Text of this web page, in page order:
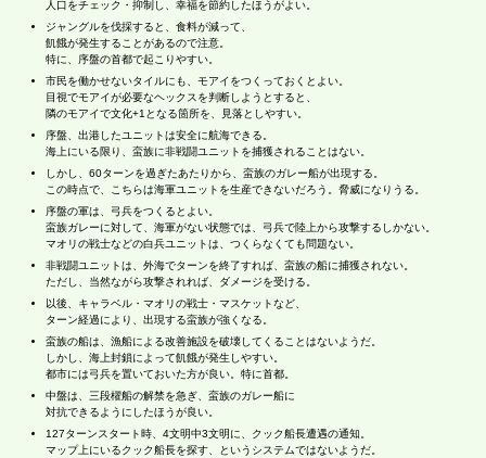
人口をチェック・抑制し、幸福を節約したほうがよい。
ジャングルを伐採すると、食料が減って、
飢餓が発生することがあるので注意。
特に、序盤の首都で起こりやすい。
市民を働かせないタイルにも、モアイをつくっておくとよい。
目視でモアイが必要なヘックスを判断しようとすると、
隣のモアイで文化+1となる箇所を、見落としやすい。
序盤、出港したユニットは安全に航海できる。
海上にいる限り、蛮族に非戦闘ユニットを捕獲されることはない。
しかし、60ターンを過ぎたあたりから、蛮族のガレー船が出現する。
この時点で、こちらは海軍ユニットを生産できないだろう。脅威になりうる。
序盤の軍は、弓兵をつくるとよい。
蛮族ガレーに対して、海軍がない状態では、弓兵で陸上から攻撃するしかない。
マオリの戦士などの白兵ユニットは、つくらなくても問題ない。
非戦闘ユニットは、外海でターンを終了すれば、蛮族の船に捕獲されない。
ただし、当然ながら攻撃されれば、ダメージを受ける。
以後、キャラベル・マオリの戦士・マスケットなど、
ターン経過により、出現する蛮族が強くなる。
蛮族の船は、漁船による改善施設を破壊してくることはないようだ。
しかし、海上封鎖によって飢餓が発生しやすい。
都市には弓兵を置いておいた方が良い。特に首都。
中盤は、三段櫂船の解禁を急ぎ、蛮族のガレー船に
対抗できるようにしたほうが良い。
127ターンスタート時、4文明中3文明に、クック船長遭遇の通知。
マップ上にいるクック船長を探す、というシステムではないようだ。